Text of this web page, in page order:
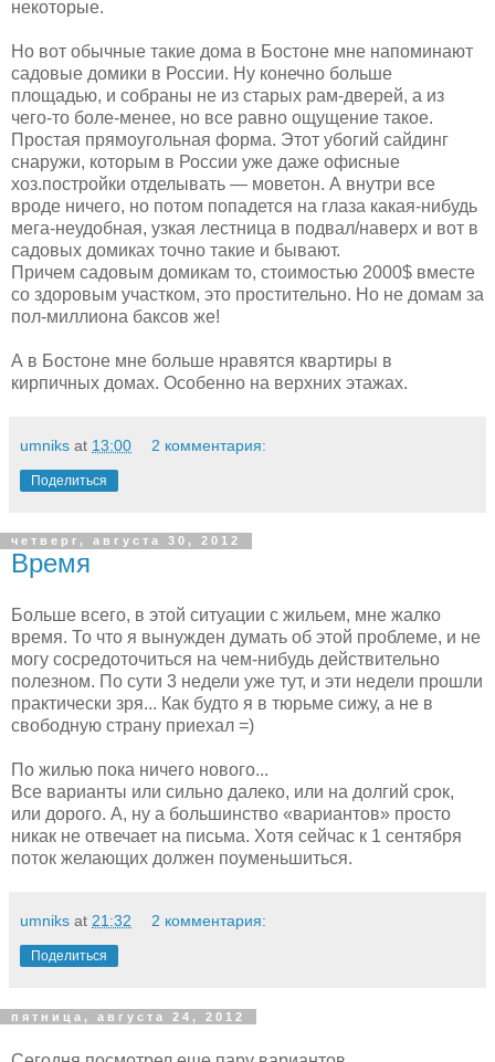
некоторые.
Но вот обычные такие дома в Бостоне мне напоминают
садовые домики в России. Ну конечно больше
площадью, и собраны не из старых рам-дверей, а из
чего-то боле-менее, но все равно ощущение такое.
Простая прямоугольная форма. Этот убогий сайдинг
снаружи, которым в России уже даже офисные
хоз.постройки отделывать — моветон. А внутри все
вроде ничего, но потом попадется на глаза какая-нибудь
мега-неудобная, узкая лестница в подвал/наверх и вот в
садовых домиках точно такие и бывают.
Причем садовым домикам то, стоимостью 2000$ вместе
со здоровым участком, это простительно. Но не домам за
пол-миллиона баксов же!
А в Бостоне мне больше нравятся квартиры в
кирпичных домах. Особенно на верхних этажах.
umniks at 13:00 2 комментария:
Поделиться
четверг, августа 30, 2012
Время
Больше всего, в этой ситуации с жильем, мне жалко
время. То что я вынужден думать об этой проблеме, и не
могу сосредоточиться на чем-нибудь действительно
полезном. По сути 3 недели уже тут, и эти недели прошли
практически зря... Как будто я в тюрьме сижу, а не в
свободную страну приехал =)
По жилью пока ничего нового...
Все варианты или сильно далеко, или на долгий срок,
или дорого. А, ну а большинство «вариантов» просто
никак не отвечает на письма. Хотя сейчас к 1 сентября
поток желающих должен поуменьшиться.
umniks at 21:32 2 комментария:
Поделиться
пятница, августа 24, 2012